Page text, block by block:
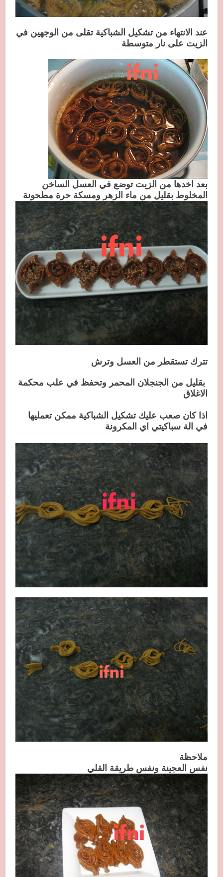
عند الانتهاء من تشكيل الشباكية تقلى من الوجهين في
الزيت على نار متوسطة
بعد اخدها من الزيت توضع في العسل الساخن
المخلوط بقليل من ماء الزهر ومسكة حرة مطحونة
تترك تستقطر من العسل وترش
بقليل من الجنجلان المحمر وتحفظ في علب محكمة
الاغلاق
اذا كان صعب عليك تشكيل الشباكية ممكن تعمليها
في الة سباكيتي اي المكرونة
ملاحظة
نفس العجينة ونفس طريقة القلي